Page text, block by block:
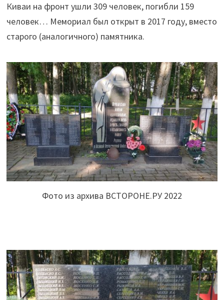
Киваи на фронт ушли 309 человек, погибли 159
человек… Мемориал был открыт в 2017 году, вместо
старого (аналогичного) памятника.
Фото из архива ВСТОРОНЕ.РУ 2022